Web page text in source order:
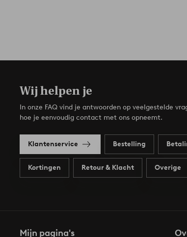
Wij helpen je
In onze FAQ vind je antwoorden op veelgestelde
hoe je eenvoudig contact met ons opneemt.
Klantenservice Bestelling
Kortingen Retour & Klacht Overige
Mijn pagina's